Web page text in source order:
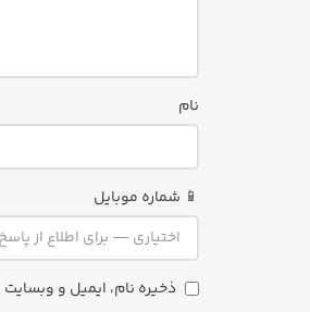
نام
📱 شماره موبایل
ذخیره نام، ایمیل و